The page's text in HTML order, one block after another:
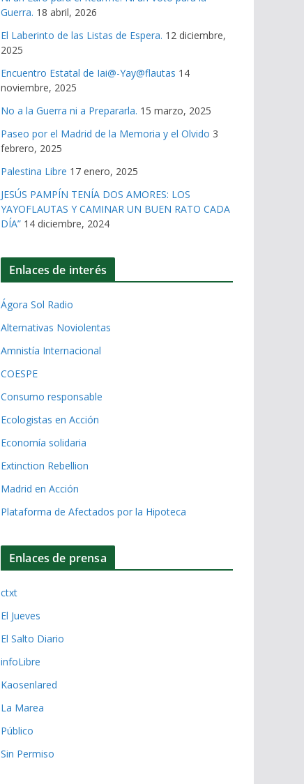
Guerra. 18 abril, 2026
El Laberinto de las Listas de Espera. 12 diciembre,
2025
Encuentro Estatal de Iai@-Yay@flautas 14
noviembre, 2025
No a la Guerra ni a Prepararla. 15 marzo, 2025
Paseo por el Madrid de la Memoria y el Olvido 3
febrero, 2025
Palestina Libre 17 enero, 2025
JESÚS PAMPÍN TENÍA DOS AMORES: LOS
YAYOFLAUTAS Y CAMINAR UN BUEN RATO CADA
DÍA” 14 diciembre, 2024
Enlaces de interés
Ágora Sol Radio
Alternativas Noviolentas
Amnistía Internacional
COESPE
Consumo responsable
Ecologistas en Acción
Economía solidaria
Extinction Rebellion
Madrid en Acción
Plataforma de Afectados por la Hipoteca
Enlaces de prensa
ctxt
El Jueves
El Salto Diario
infoLibre
Kaosenlared
La Marea
Público
Sin Permiso